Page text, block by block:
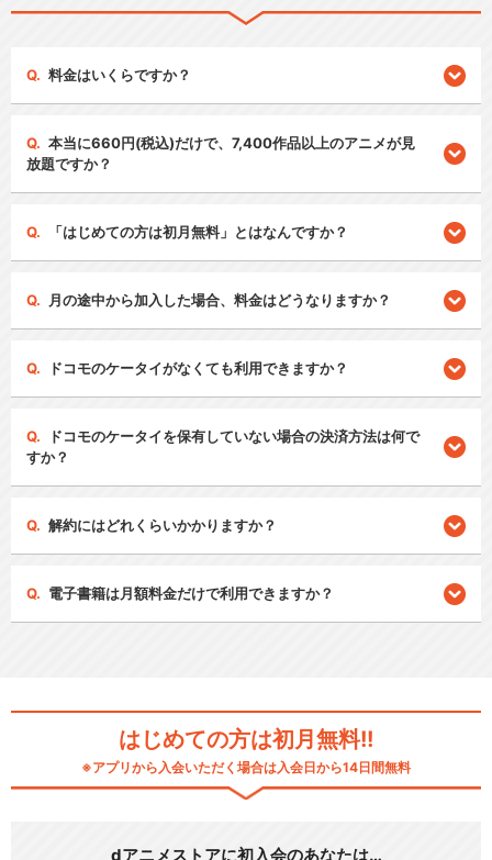
料金はいくらですか？
本当に660円(税込)だけで、7,400作品以上のアニメが見
放題ですか？
「はじめての方は初月無料」とはなんですか？
月の途中から加入した場合、料金はどうなりますか？
ドコモのケータイがなくても利用できますか？
ドコモのケータイを保有していない場合の決済方法は何で
すか？
解約にはどれくらいかかりますか？
電子書籍は月額料金だけで利用できますか？
はじめての方は初月無料!!
※アプリから入会いただく場合は入会日から14日間無料
dアニメストアに初入会のあなたは…